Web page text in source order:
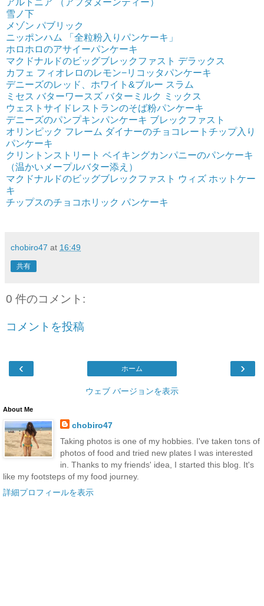
雪ノ下
メゾン パブリック
ニッポンハム 「全粒粉入りパンケーキ」
ホロホロのアサイーパンケーキ
マクドナルドのビッグブレックファスト デラックス
カフェ フィオレロのレモン−リコッタパンケーキ
デニーズのレッド、ホワイト&ブルー スラム
ミセス バターワースズ バターミルク ミックス
ウェストサイドレストランのそば粉パンケーキ
デニーズのパンプキンパンケーキ ブレックファスト
オリンピック フレーム ダイナーのチョコレートチップ入り
パンケーキ
クリントンストリート ベイキングカンパニーのパンケーキ
（温かいメープルバター添え）
マクドナルドのビッグブレックファスト ウィズ ホットケー
キ
チップスのチョコホリック パンケーキ
chobiro47 at 16:49
共有
0 件のコメント:
コメントを投稿
‹ ›
ホーム
ウェブ バージョンを表示
About Me
chobiro47
Taking photos is one of my hobbies. I've taken tons of
photos of food and tried new plates I was interested
in. Thanks to my friends' idea, I started this blog. It's
like my footsteps of my food journey.
詳細プロフィールを表示